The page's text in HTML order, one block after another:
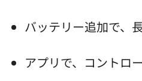
バッテリー追加で、
アプリで、コントロ